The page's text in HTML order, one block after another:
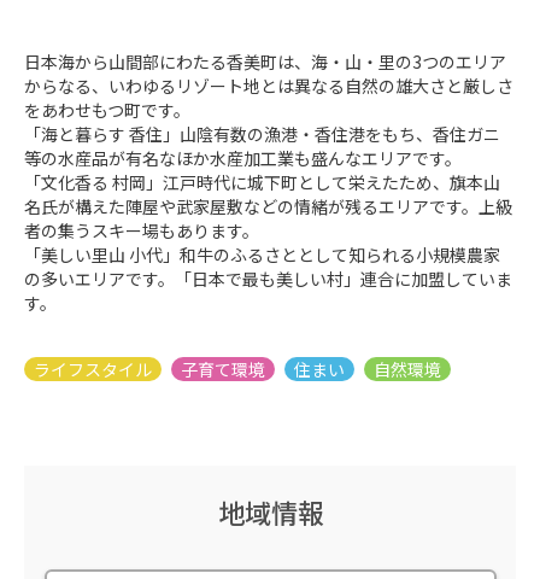
日本海から山間部にわたる香美町は、海・山・里の3つのエリア
からなる、いわゆるリゾート地とは異なる自然の雄大さと厳しさ
をあわせもつ町です。
「海と暮らす 香住」山陰有数の漁港・香住港をもち、香住ガニ
等の水産品が有名なほか水産加工業も盛んなエリアです。
「文化香る 村岡」江戸時代に城下町として栄えたため、旗本山
名氏が構えた陣屋や武家屋敷などの情緒が残るエリアです。上級
者の集うスキー場もあります。
「美しい里山 小代」和牛のふるさととして知られる小規模農家
の多いエリアです。「日本で最も美しい村」連合に加盟していま
す。
地域情報